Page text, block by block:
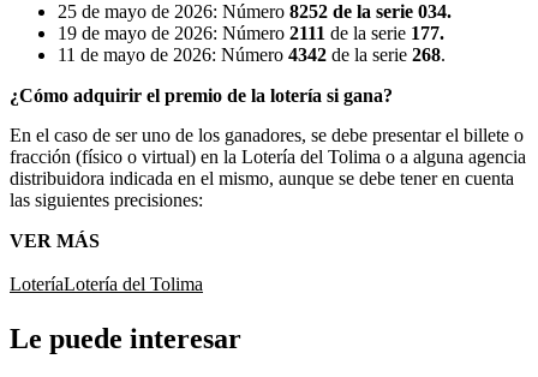
25 de mayo de 2026: Número 8252 de la serie 034.
19 de mayo de 2026: Número 2111 de la serie 177.
11 de mayo de 2026: Número 4342 de la serie 268.
¿Cómo adquirir el premio de la lotería si gana?
En el caso de ser uno de los ganadores, se debe presentar el billete o
fracción (físico o virtual) en la Lotería del Tolima o a alguna agencia
distribuidora indicada en el mismo, aunque se debe tener en cuenta
las siguientes precisiones:
VER MÁS
LoteríaLotería del Tolima
Le puede interesar